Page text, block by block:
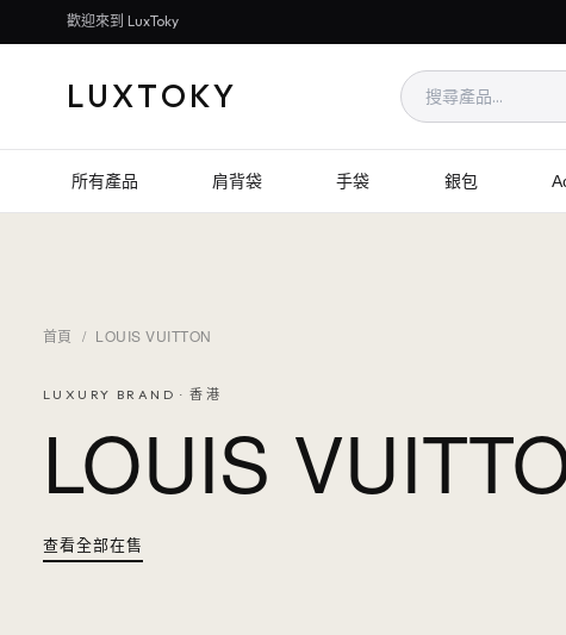
歡迎來到 LuxToky
LUXTOKY
所有產品 肩背袋 手袋 銀包
首頁 / LOUIS VUITTON
LUXURY BRAND · 香港
LOUIS
查看全部在售